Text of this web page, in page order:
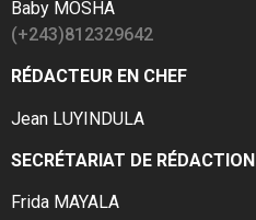
Baby MOSHA
(+243)812329642
RÉDACTEUR EN CHEF
Jean LUYINDULA
SECRÉTARIAT DE RÉDACTION
Frida MAYALA